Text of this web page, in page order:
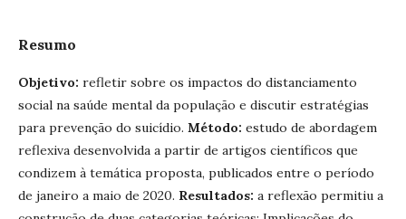
Resumo
Objetivo: refletir sobre os impactos do distanciamento
social na saúde mental da população e discutir estratégias
para prevenção do suicídio. Método: estudo de abordagem
reflexiva desenvolvida a partir de artigos científicos que
condizem à temática proposta, publicados entre o período
de janeiro a maio de 2020. Resultados: a reflexão permitiu a